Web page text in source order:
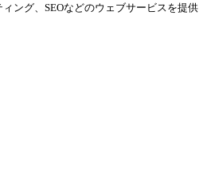
ング、SEOなどのウェブサービスを提